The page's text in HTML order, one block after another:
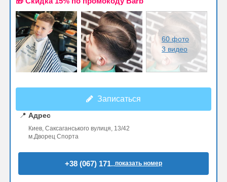
60 фото
3 видео
Записаться
📍 Адрес
Киев, Саксаганського вулиця, 13/42
м.Дворец Спорта
+38 (067) 171..показать номер